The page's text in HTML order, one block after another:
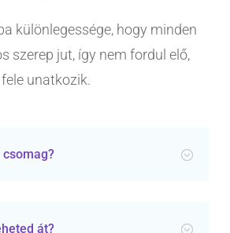
különlegessége, hogy minden
szerep jut, így nem fordul elő,
unatkozik.
át?